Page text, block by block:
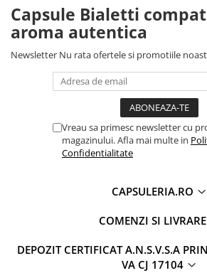
Capsule Bialetti
aroma autentica
Newsletter Nu rata ofertele si promotiile
Vreau sa primesc newsletter cu
magazinului. Afla mai multe in
Confidentialitate
CAPSULERIA.RO
COMENZI SI LIVRARE
DEPOZIT CERTIFICAT A.N.S.V.S.A
VA CJ 17104